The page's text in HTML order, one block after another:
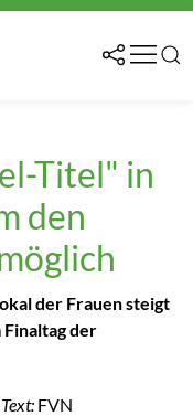
Titel" in
den
der Frauen steigt
Finaltag der
Text: FVN